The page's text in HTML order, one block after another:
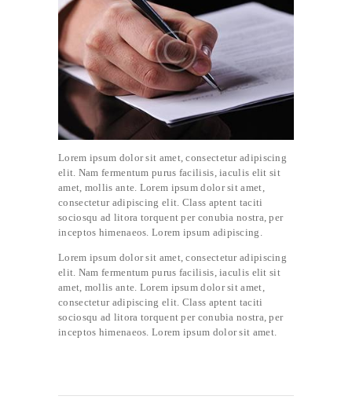
Lorem ipsum dolor sit amet, consectetur adipiscing
elit. Nam fermentum purus facilisis, iaculis elit sit
amet, mollis ante. Lorem ipsum dolor sit amet,
consectetur adipiscing elit. Class aptent taciti
sociosqu ad litora torquent per conubia nostra, per
inceptos himenaeos. Lorem ipsum adipiscing.
Lorem ipsum dolor sit amet, consectetur adipiscing
elit. Nam fermentum purus facilisis, iaculis elit sit
amet, mollis ante. Lorem ipsum dolor sit amet,
consectetur adipiscing elit. Class aptent taciti
sociosqu ad litora torquent per conubia nostra, per
inceptos himenaeos. Lorem ipsum dolor sit amet.